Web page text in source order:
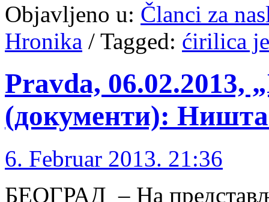
Objavljeno u: Članci za
Hronika / Tagged: ćirilica
Pravda, 06.02.2013,
(документи): Ништа
6. Februar 2013. 21:36
БЕОГРАД – На